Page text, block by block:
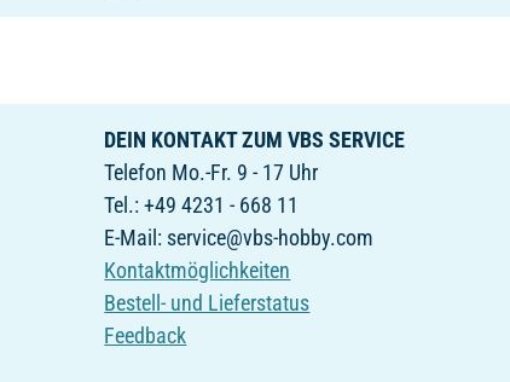
DEIN KONTAKT ZUM VBS SERVICE
Telefon Mo.-Fr. 9 - 17 Uhr
Tel.: +49 4231 - 668 11
E-Mail: service@vbs-hobby.com
Kontaktmöglichkeiten
Bestell- und Lieferstatus
Feedback